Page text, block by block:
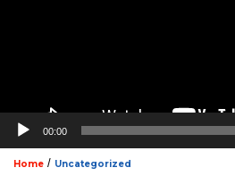
00:00
Home / Uncategorized